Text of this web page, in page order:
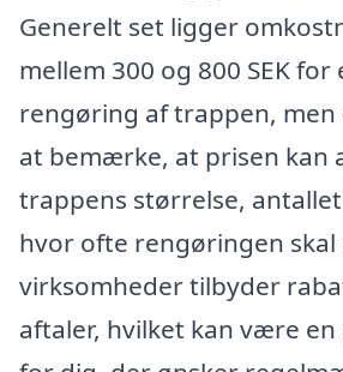
Generelt set ligger
mellem 300 og 800 SEK
rengøring af trappen,
at bemærke, at prisen kan
trappens størrelse,
hvor ofte rengøringen
virksomheder tilbyder
aftaler, hvilket kan være